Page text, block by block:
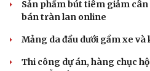
Sản phẩm bút tiêm giảm
bán tràn lan online
Mảng da đầu dưới gầm xe
Thi công dự án, hàng chục